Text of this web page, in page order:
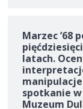
Marzec ’68
latach.
spotkanie w
Muzeum